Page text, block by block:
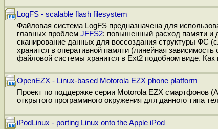
LogFS - scalable flash filesystem
Файловая система LogFS предназначена для
главных проблем JFFS2: повышенный расход памяти и
сканирование данных для воссоздания структуры ФС
хранится в оперативной памяти (линейная
файловой системы хранится в Ext2 подобном виде.
OpenEZX - Linux-based Motorola EZX phone platform
Проект по поддержке серии Motorola EZX смартфонов
открытого программного окружения для данного типа
iPodLinux - porting Linux onto the Apple iPod